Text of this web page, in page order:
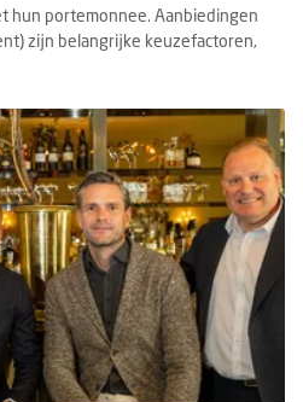
hun portemonnee. Aanbiedingen
zijn belangrijke keuzefactoren,